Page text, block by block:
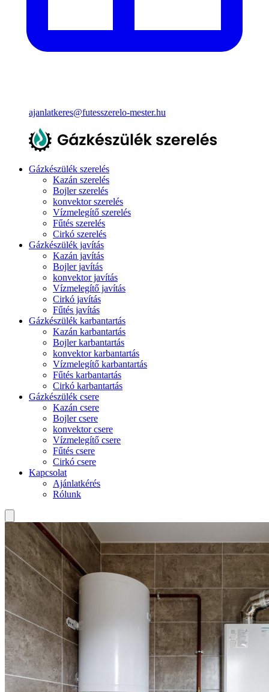
ajanlatkeres@futesszerelo-mester.hu
Gázkészülék szerelés
Kazán szerelés
Bojler szerelés
konvektor szerelés
Vízmelegítő szerelés
Fűtés szerelés
Cirkó szerelés
Gázkészülék javítás
Kazán javítás
Bojler javítás
konvektor javítás
Vízmelegítő javítás
Cirkó javítás
Fűtés javítás
Gázkészülék karbantartás
Kazán karbantartás
Bojler karbantartás
konvektor karbantartás
Vízmelegítő karbantartás
Fűtés karbantartás
Cirkó karbantartás
Gázkészülék csere
Kazán csere
Bojler csere
konvektor csere
Vízmelegítő csere
Fűtés csere
Cirkó csere
Kapcsolat
Ajánlatkérés
Rólunk